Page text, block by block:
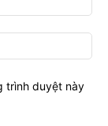
trình duyệt này